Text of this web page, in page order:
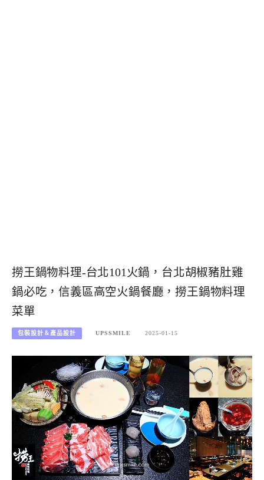
撈王鍋物料理-台北101火鍋，台北胡椒豬肚雞
鍋必吃，信義區高空火鍋餐廳，撈王鍋物料理
菜單
包裝設計＆產品設計 UPSSMILE 2025-01-15